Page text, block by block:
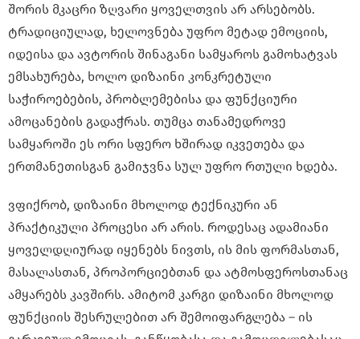
შორის მკაცრი ზღვარი ყოველთვის არ არსებობს.
ტრადიციულად, ხელოვნება უფრო მეტად ემოციის,
იდეისა და ავტორის შინაგანი სამყაროს გამოხატვას
ემსახურება, ხოლო დიზაინი კონკრეტული
საჭიროებების, პრობლემებისა და ფუნქციური
ამოცანების გადაჭრას. თუმცა თანამედროვე
სამყაროში ეს ორი სფერო ხშირად იკვეთება და
ერთმანეთისგან გამიჯვნა სულ უფრო რთული ხდება.
ვფიქრობ, დიზაინი მხოლოდ ტექნიკური ან
პრაქტიკული პროცესი არ არის. როდესაც ადამიანი
ყოველდღიურად იყენებს ნივთს, ის მის ფორმასთან,
მასალასთან, პროპორციებთან და ატმოსფეროსთანაც
ამყარებს კავშირს. ამიტომ კარგი დიზაინი მხოლოდ
ფუნქციის შესრულებით არ შემოიფარგლება – ის